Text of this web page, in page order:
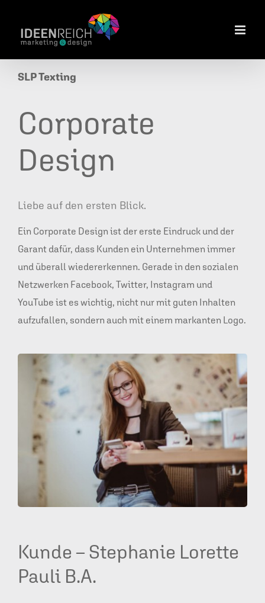
Inhalt
springen
SLP Texting
Corporate
Design
Liebe auf den ersten Blick.
Ein Corporate Design ist der erste Eindruck und der
Garant dafür, dass Kunden ein Unternehmen immer
und überall wiedererkennen. Gerade in den sozialen
Netzwerken Facebook, Twitter, Instagram und
YouTube ist es wichtig, nicht nur mit guten Inhalten
aufzufallen, sondern auch mit einem markanten Logo.
Kunde – Stephanie Lorette
Pauli B.A.